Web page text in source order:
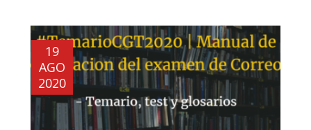
19
AGO
2020